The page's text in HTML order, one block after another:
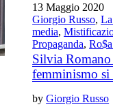
13 Maggio 2020
Giorgio Russo,
media,
Propaganda,
Silvia
femminismo si
byGiorgio Russo